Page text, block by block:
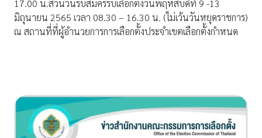
17.00 น.ส่วนวันรับสมัครรับเลือกตั้งวันพฤหัสบดีที่ 9 -13
มิถุนายน 2565 เวลา 08.30 – 16.30 น. (ไม่เว้นวันหยุดราชการ)
ณ สถานที่ที่ผู้อำนวยการการเลือกตั้งประจำเขตเลือกตั้งกำหนด